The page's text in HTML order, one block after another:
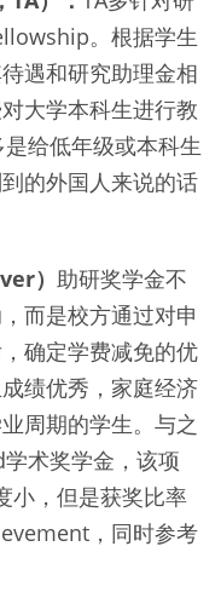
。根据学生
遇和研究助理金相
大学本科生进行教
给低年级或本科生
的外国人来说的话
） 助研奖学金不
而是校方通过对申
确定学费减免的优
绩优秀，家庭经济
周期的学生。与之
术奖学金，该项
小，但是获奖比率
，同时参考